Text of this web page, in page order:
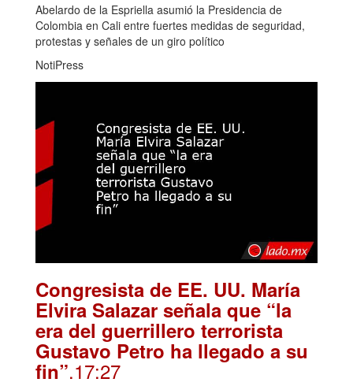
Abelardo de la Espriella asumió la Presidencia de
Colombia en Cali entre fuertes medidas de seguridad,
protestas y señales de un giro político
NotiPress
Congresista de EE. UU. María
Elvira Salazar señala que “la
era del guerrillero terrorista
Gustavo Petro ha llegado a su
fin”.17:27